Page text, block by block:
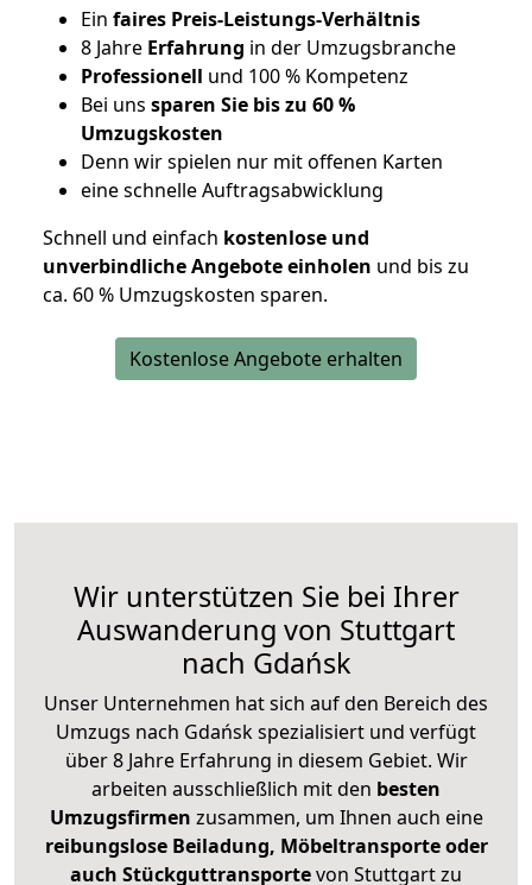
Ein faires Preis-Leistungs-Verhältnis
8 Jahre Erfahrung in der Umzugsbranche
Professionell und 100 % Kompetenz
Bei uns sparen Sie bis zu 60 %
Umzugskosten
Denn wir spielen nur mit offenen Karten
eine schnelle Auftragsabwicklung
Schnell und einfach kostenlose und
unverbindliche Angebote einholen und bis zu
ca. 60 % Umzugskosten sparen.
Kostenlose Angebote erhalten
Wir unterstützen Sie bei Ihrer
Auswanderung von Stuttgart
nach Gdańsk
Unser Unternehmen hat sich auf den Bereich des
Umzugs nach Gdańsk spezialisiert und verfügt
über 8 Jahre Erfahrung in diesem Gebiet. Wir
arbeiten ausschließlich mit den besten
Umzugsfirmen zusammen, um Ihnen auch eine
reibungslose Beiladung, Möbeltransporte oder
auch Stückguttransportevon Stuttgart zu